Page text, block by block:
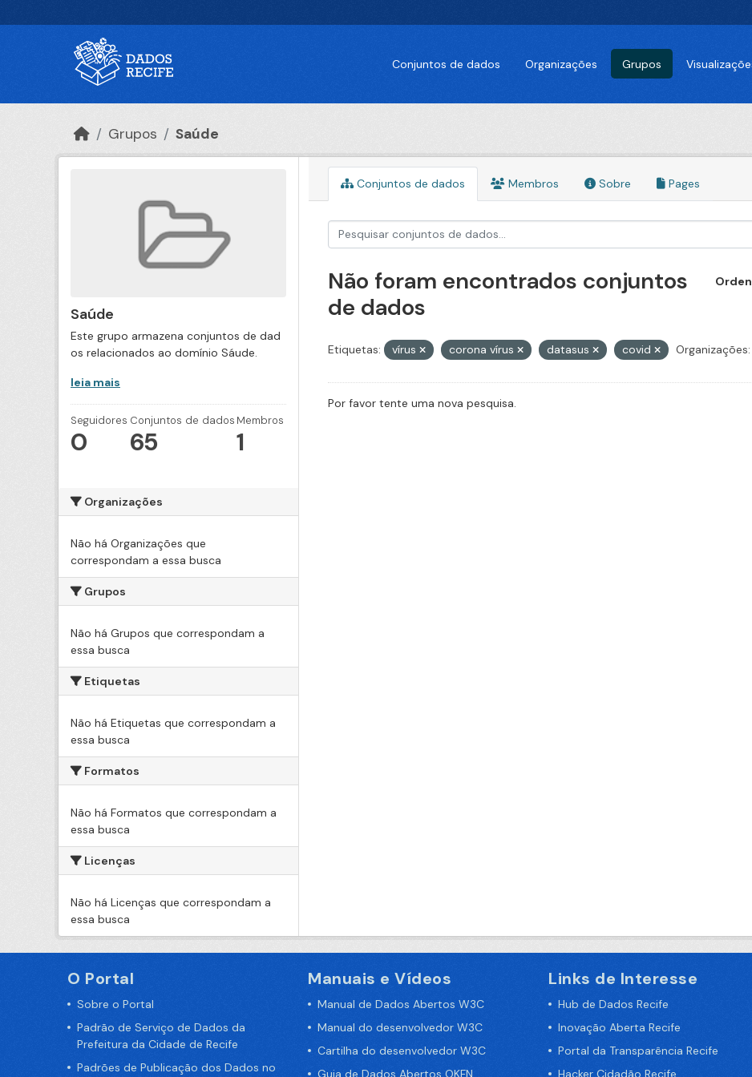
Conjuntos de dados Organizações Grupos
Grupos Saúde
Saúde
Este grupo armazena conjuntos de dad
os relacionados ao domínio Sáude.
leia mais
Seguidores
0
Conjuntos de dados
65
Membros
1
Organizações
Não há Organizações que
correspondam a essa busca
Grupos
Não há Grupos que correspondam a
essa busca
Etiquetas
Não há Etiquetas que correspondam a
essa busca
Formatos
Não há Formatos que correspondam a
essa busca
Licenças
Não há Licenças que correspondam a
essa busca
Conjuntos de dados Membros Sobre Pages
Não foram encontrados conjuntos
de dados
Etiquetas: vírus corona vírus datasus covid Organizações:
Por favor tente uma nova pesquisa.
O Portal
Sobre o Portal
Padrão de Serviço de Dados da
Prefeitura da Cidade de Recife
Padrões de Publicação dos Dados no
Manuais e Vídeos
Manual de Dados Abertos W3C
Manual do desenvolvedor W3C
Cartilha do desenvolvedor W3C
Guia de Dados Abertos OKFN
Links de Interesse
Hub de Dados Recife
Inovação Aberta Recife
Portal da Transparência Recife
Hacker Cidadão Recife